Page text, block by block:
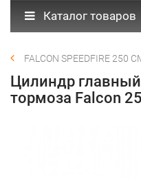
Каталог товаров
FALCON SPEEDFIRE 250
Цилиндр главный
тормоза Falcon